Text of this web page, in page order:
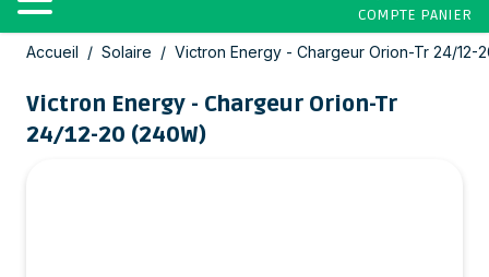
COMPTE PANIER
Allez au contenu
Accueil / Solaire / Victron Energy - Chargeur Orion-Tr 24/12-
Victron Energy - Chargeur Orion-Tr
24/12-20 (240W)